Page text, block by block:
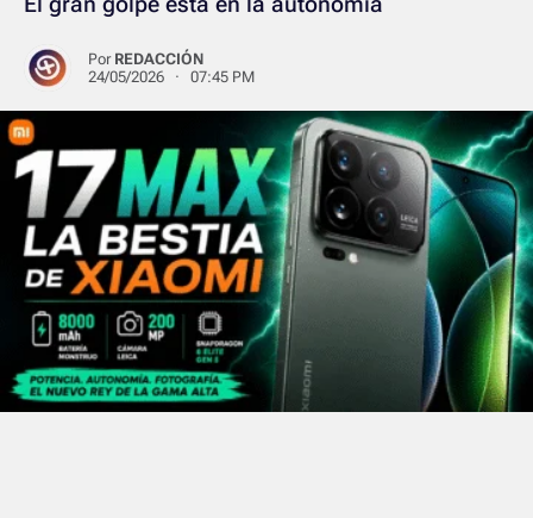
Por REDACCIÓN
24/05/2026 · 07:45 PM